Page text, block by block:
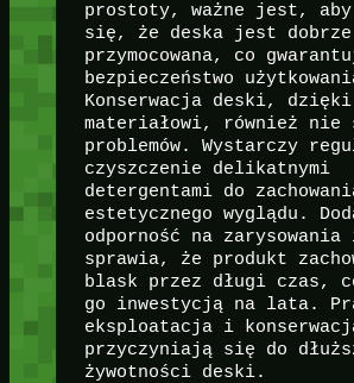
prostoty, ważne jest, aby
się, że deska jest dobrze
przymocowana, co
bezpieczeństwo
Konserwacja deski,
materiałowi, również nie
problemów. Wystarczy
czyszczenie delikatnymi
detergentami do
estetycznego wyglądu.
odporność na
sprawia, że produkt
blask przez długi czas,
go inwestycją na lata.
eksploatacja i
przyczyniają się do
żywotności deski.